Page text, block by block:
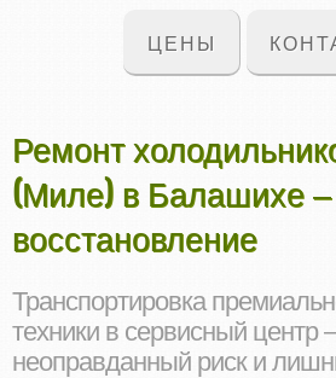
ЦЕНЫ
Ремонт
(Миле) в Балашихе –
восстановление
Транспортировка
техники в сервисный центр –
неоправданный риск и